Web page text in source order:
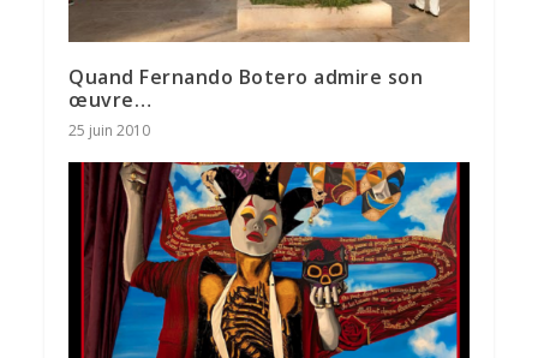
Quand Fernando Botero admire son
œuvre…
25 juin 2010